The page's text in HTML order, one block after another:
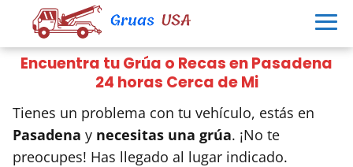
Encuentra tu Grúa o Recas en Pasadena
24 horas Cerca de Mi
Tienes un problema con tu vehículo, estás en
Pasadena y necesitas una grúa. ¡No te
preocupes! Has llegado al lugar indicado.